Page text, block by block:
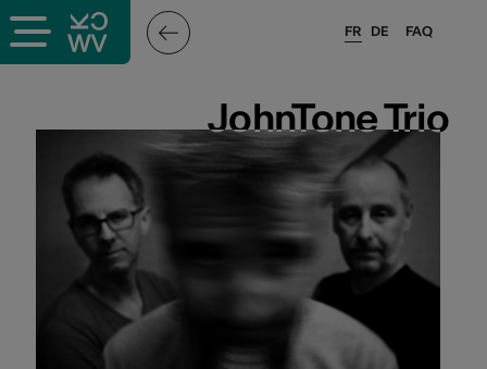
FAQ
FR DE
JohnTone Trio
JohnTone Trio